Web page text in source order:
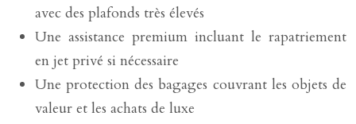
avec des plafonds très élevés
Une assistance premium incluant le rapatriement
en jet privé si nécessaire
Une protection des bagages couvrant les objets de
valeur et les achats de luxe